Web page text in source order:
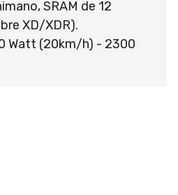
SRAM de 12
XD/XDR).
Watt (20km/h) - 2300